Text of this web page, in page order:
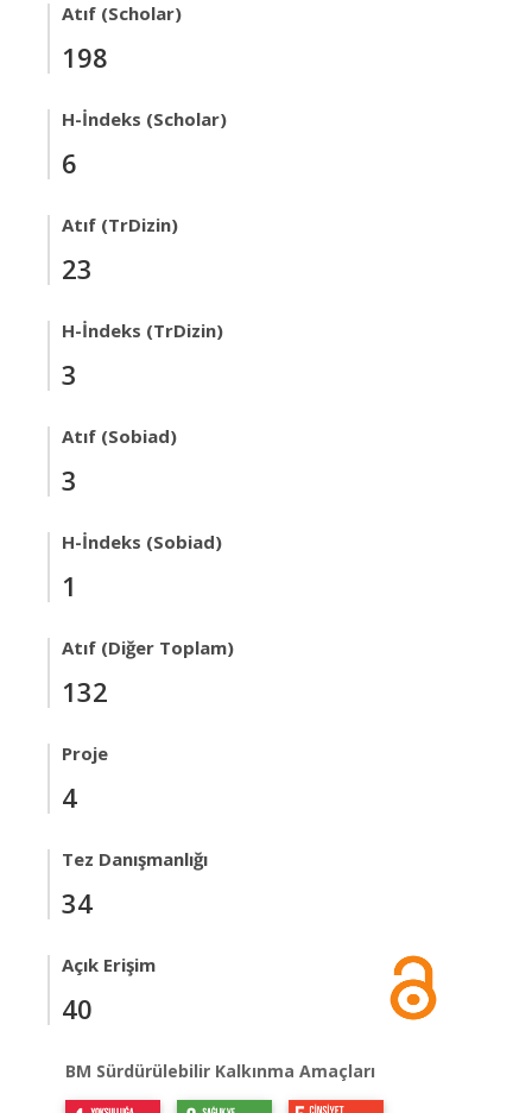
Atıf (Scholar)
198
H-İndeks (Scholar)
6
Atıf (TrDizin)
23
H-İndeks (TrDizin)
3
Atıf (Sobiad)
3
H-İndeks (Sobiad)
1
Atıf (Diğer Toplam)
132
Proje
4
Tez Danışmanlığı
34
Açık Erişim
40
BM Sürdürülebilir Kalkınma Amaçları